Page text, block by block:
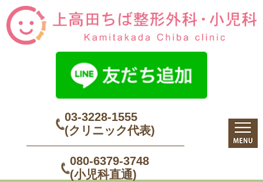
03-3228-1555
(クリニック代表)
080-6379-3748
(小児科直通)